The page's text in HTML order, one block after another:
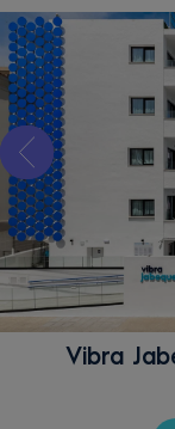
Vibra